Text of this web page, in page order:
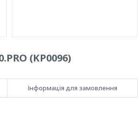
(KP0096)
Інформація для замовлення